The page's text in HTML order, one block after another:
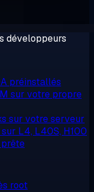
développeurs
préinstallés
sur votre propre
sur votre serveur
L4, L40S, H100
root